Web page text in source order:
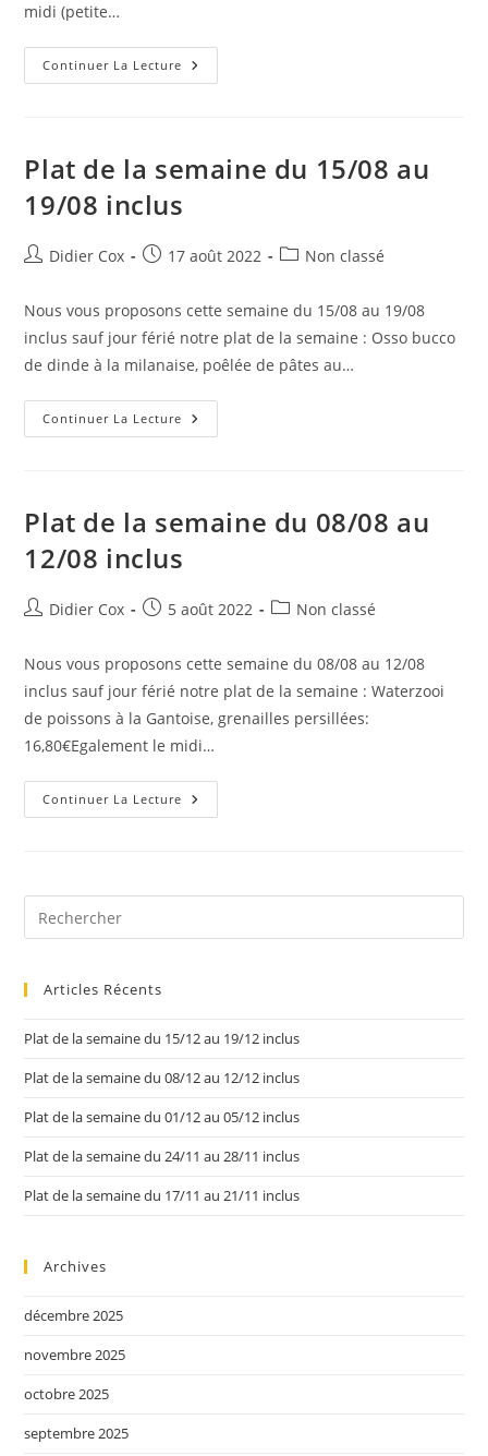
midi (petite…
Continuer La Lecture
Plat de la semaine du 15/08 au
19/08 inclus
Didier Cox 17 août 2022 Non classé
Nous vous proposons cette semaine du 15/08 au 19/08
inclus sauf jour férié notre plat de la semaine : Osso bucco
de dinde à la milanaise, poêlée de pâtes au…
Continuer La Lecture
Plat de la semaine du 08/08 au
12/08 inclus
Didier Cox 5 août 2022 Non classé
Nous vous proposons cette semaine du 08/08 au 12/08
inclus sauf jour férié notre plat de la semaine : Waterzooi
de poissons à la Gantoise, grenailles persillées:
16,80€Egalement le midi…
Continuer La Lecture
Articles Récents
Plat de la semaine du 15/12 au 19/12 inclus
Plat de la semaine du 08/12 au 12/12 inclus
Plat de la semaine du 01/12 au 05/12 inclus
Plat de la semaine du 24/11 au 28/11 inclus
Plat de la semaine du 17/11 au 21/11 inclus
Archives
décembre 2025
novembre 2025
octobre 2025
septembre 2025